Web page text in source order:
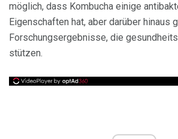
möglich, dass Kombucha einige
Eigenschaften hat, aber darüber hinaus
Forschungsergebnisse, die
stützen.